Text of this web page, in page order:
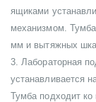
ящиками
механизмом.
мм и вытяжных
3. Лабораторная
устанавливается
Тумба подходит